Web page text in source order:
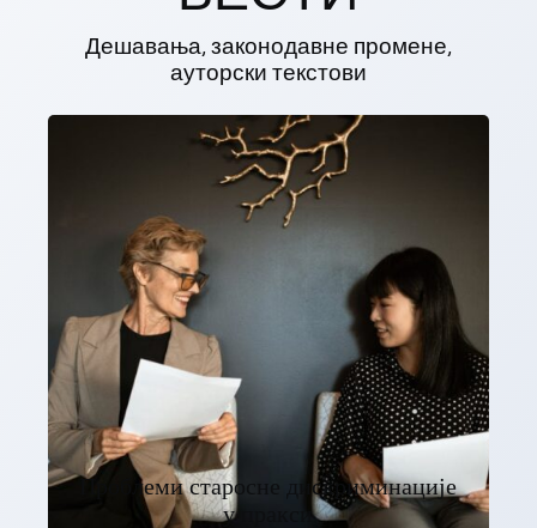
Дешавања, законодавне промене,
ауторски текстови
Проблеми старосне дискриминације
у пракси